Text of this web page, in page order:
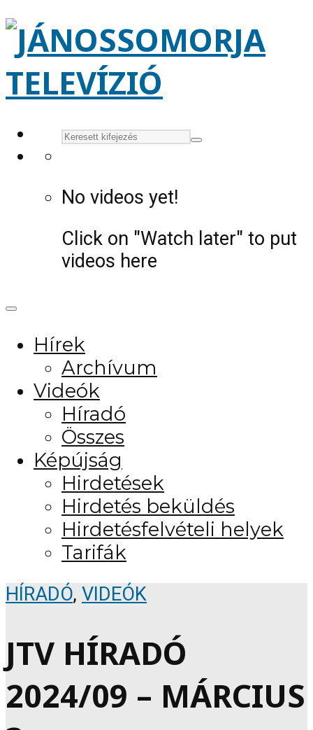
No videos yet!
Click on "Watch later" to put
videos here
Hírek
Archívum
Videók
Híradó
Összes
Képújság
Hirdetések
Hirdetés beküldés
Hirdetésfelvételi helyek
Tarifák
HÍRADÓ, VIDEÓK
JTV HÍRADÓ
2024/09 – MÁRCIUS